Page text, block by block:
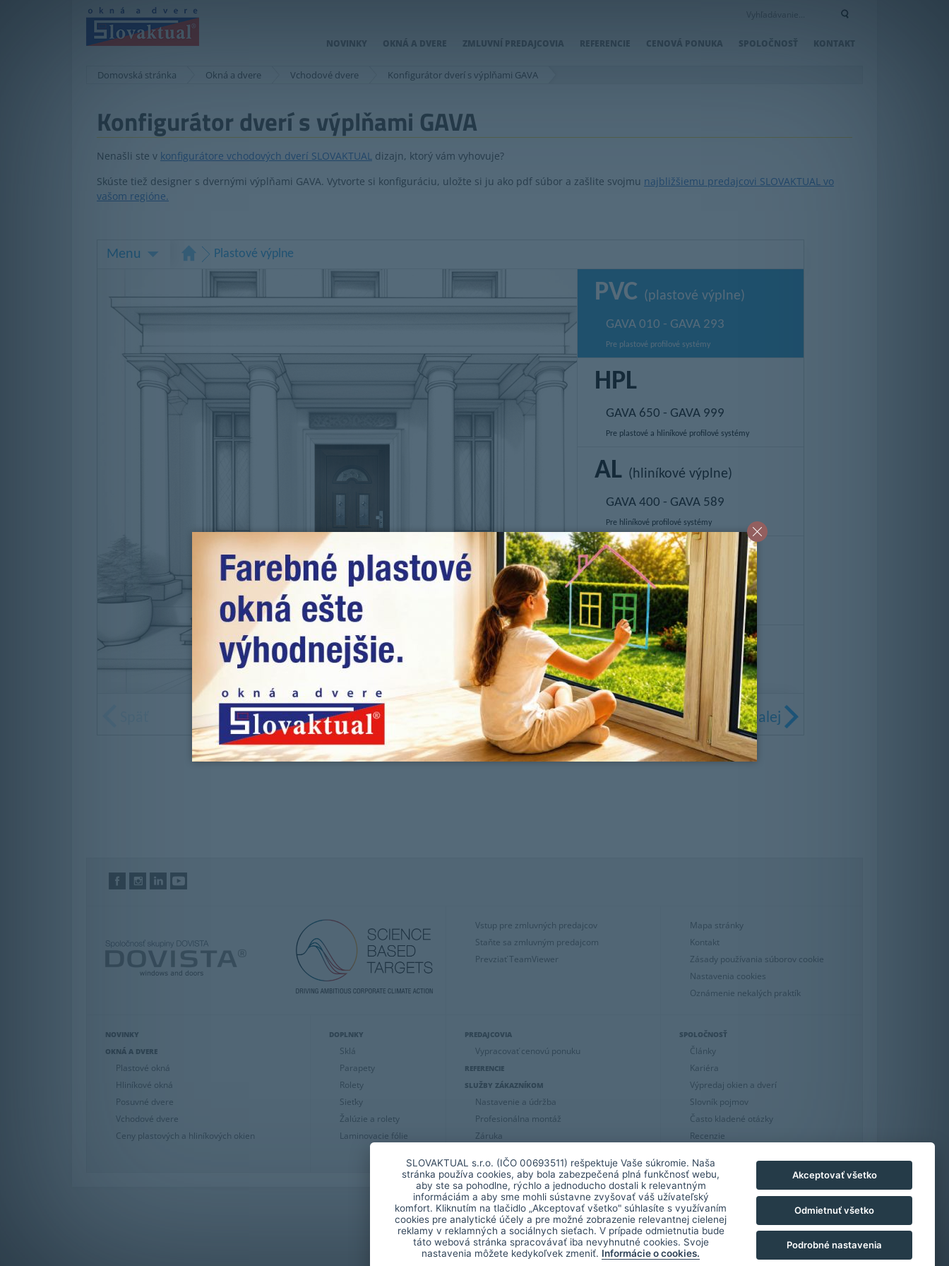
NOVINKY OKNÁ A DVERE ZMLUVNÍ PREDAJCOVIA REFERENCIE CENOVÁ PONUKA SPOLOČNOSŤ KONTAKT
Domovská stránka Okná a dvere Vchodové dvere Konfigurátor dverí s výplňami GAVA
Konfigurátor dverí s výplňami GAVA
Nenašli ste v konfigurátore vchodových dverí SLOVAKTUAL dizajn, ktorý vám vyhovuje?
Skúste tiež designer s dvernými výplňami GAVA. Vytvorte si konfiguráciu, uložte si ju ako pdf súbor a zašlite svojmu najbližšiemu predajcovi SLOVAKTUAL vo
vašom regióne.
Vstup pre zmluvných predajcov
Staňte sa zmluvným predajcom
Prevziať TeamViewer
Mapa stránky
Kontakt
Zásady používania súborov cookie
Nastavenia cookies
Oznámenie nekalých praktík
NOVINKY
OKNÁ A DVERE
Plastové okná
Hliníkové okná
Posuvné dvere
Vchodové dvere
Ceny plastových a hliníkových okien
DOPLNKY
Sklá
Parapety
Rolety
Sieťky
Žalúzie a rolety
Laminovacie fólie
PREDAJCOVIA
Vypracovať cenovú ponuku
REFERENCIE
SLUŽBY ZÁKAZNÍKOM
Nastavenie a údržba
Profesionálna montáž
Záruka
SPOLOČNOSŤ
Články
Kariéra
Výpredaj okien a dverí
Slovník pojmov
Často kladené otázky
Recenzie
SLOVAKTUAL s.r.o. (IČO 00693511) rešpektuje Vaše súkromie. Naša
stránka používa cookies, aby bola zabezpečená plná funkčnosť webu,
aby ste sa pohodlne, rýchlo a jednoducho dostali k relevantným
informáciám a aby sme mohli sústavne zvyšovať váš užívateľský
komfort. Kliknutím na tlačidlo „Akceptovať všetko" súhlasíte s využívaním
cookies pre analytické účely a pre možné zobrazenie relevantnej cielenej
reklamy v reklamných a sociálnych sieťach. V prípade odmietnutia bude
táto webová stránka spracovávať iba nevyhnutné cookies. Svoje
nastavenia môžete kedykoľvek zmeniť. Informácie o cookies.
Akceptovať všetko
Odmietnuť všetko
Podrobné nastavenia